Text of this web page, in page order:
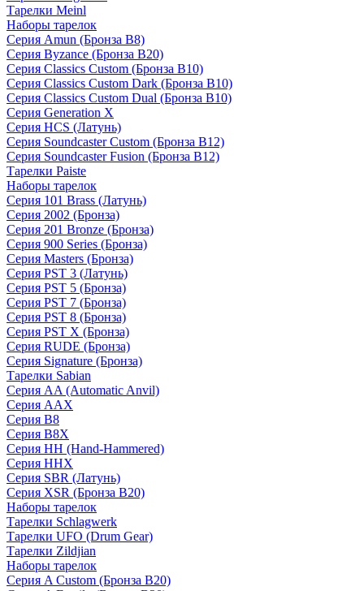
Тарелки Meinl
Наборы тарелок
Серия Amun (Бронза B8)
Серия Byzance (Бронза B20)
Серия Classics Custom (Бронза B10)
Серия Classics Custom Dark (Бронза B10)
Серия Classics Custom Dual (Бронза B10)
Серия Generation X
Серия HCS (Латунь)
Серия Soundcaster Custom (Бронза B12)
Серия Soundcaster Fusion (Бронза B12)
Тарелки Paiste
Наборы тарелок
Серия 101 Brass (Латунь)
Серия 2002 (Бронза)
Серия 201 Bronze (Бронза)
Серия 900 Series (Бронза)
Серия Masters (Бронза)
Серия PST 3 (Латунь)
Серия PST 5 (Бронза)
Серия PST 7 (Бронза)
Серия PST 8 (Бронза)
Серия PST X (Бронза)
Серия RUDE (Бронза)
Серия Signature (Бронза)
Тарелки Sabian
Серия AA (Automatic Anvil)
Серия AAX
Серия B8
Серия B8X
Серия HH (Hand-Hammered)
Серия HHX
Серия SBR (Латунь)
Серия XSR (Бронза B20)
Наборы тарелок
Тарелки Schlagwerk
Тарелки UFO (Drum Gear)
Тарелки Zildjian
Наборы тарелок
Серия A Custom (Бронза B20)